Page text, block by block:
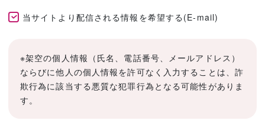
当サイトより配信される情報を希望する(E-mail)
※架空の個人情報（氏名、電話番号、メールアドレス）
ならびに他人の個人情報を許可なく入力することは、詐
欺行為に該当する悪質な犯罪行為となる可能性がありま
す。